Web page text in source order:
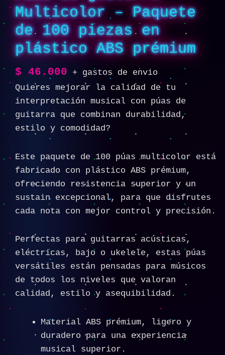
Multicolor – Paquete
de 100 piezas en
plástico ABS prémium
$ 46.000
+ gastos de envio
Quieres mejorar la calidad de tu
interpretación musical con púas de
guitarra que combinan durabilidad,
estilo y comodidad?
Este paquete de 100 púas multicolor está
fabricado con plástico ABS prémium,
ofreciendo resistencia superior y un
sustain excepcional, para que disfrutes
cada nota con mejor control y precisión.
Perfectas para guitarras acústicas,
eléctricas, bajo o ukelele, estas púas
versátiles están pensadas para músicos
de todos los niveles que valoran
calidad, estilo y asequibilidad.
Material ABS prémium, ligero y
duradero para una experiencia
musical superior.